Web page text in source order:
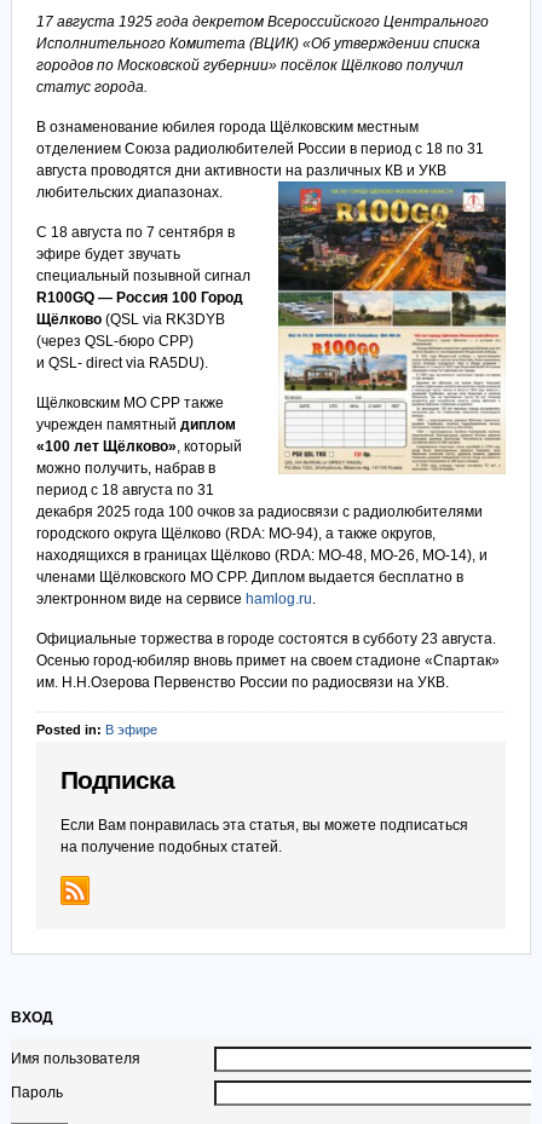
17 августа 1925 года декретом Всероссийского Центрального
Исполнительного Комитета (ВЦИК) «Об утверждении списка
городов по Московской губернии» посёлок Щёлково получил
статус города.
В ознаменование юбилея города Щёлковским местным
отделением Союза радиолюбителей России в период с 18 по 31
августа проводятся дни активности на различных КВ и УКВ
любительских диапазонах.
С 18 августа по 7 сентября в
эфире будет звучать
специальный позывной сигнал
R100GQ — Россия 100 Город
Щёлково(QSL via RK3DYB
(через QSL-бюро СРР)
и QSL- direct via RA5DU).
Щёлковским МО СРР также
учрежден памятный диплом
«100 лет Щёлково», который
можно получить, набрав в
период с 18 августа по 31
декабря 2025 года 100 очков за радиосвязи с радиолюбителями
городского округа Щёлково (RDA: MO-94), а также округов,
находящихся в границах Щёлково (RDA: MO-48, МО-26, МО-14), и
членами Щёлковского МО СРР. Диплом выдается бесплатно в
электронном виде на сервисе hamlog.ru.
Официальные торжества в городе состоятся в субботу 23 августа.
Осенью город-юбиляр вновь примет на своем стадионе «Спартак»
им. Н.Н.Озерова Первенство России по радиосвязи на УКВ.
Posted in: В эфире
Подписка
Если Вам понравилась эта статья, вы можете подписаться
на получение подобных статей.
ВХОД
Имя пользователя
Пароль